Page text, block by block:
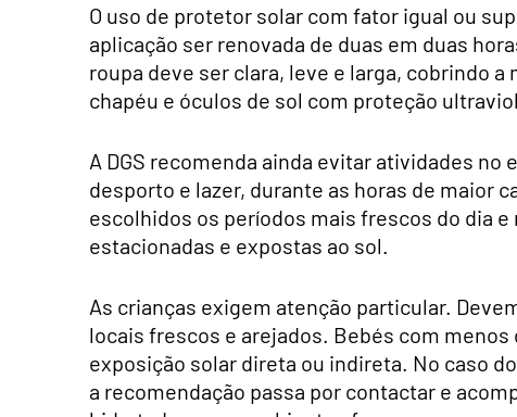
O uso de protetor solar com fator igual ou
aplicação ser renovada de duas em duas
roupa deve ser clara, leve e larga, cobrindo
chapéu e óculos de sol com proteção
A DGS recomenda ainda evitar atividades
desporto e lazer, durante as horas de maior
escolhidos os períodos mais frescos do dia
estacionadas e expostas ao sol.
As crianças exigem atenção particular.
locais frescos e arejados. Bebés com
exposição solar direta ou indireta. No caso
a recomendação passa por contactar e